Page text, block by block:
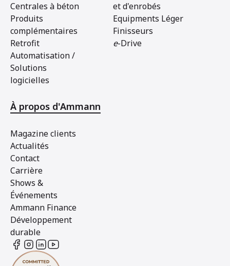
Centrales à béton
Produits
complémentaires
Retrofit
Automatisation /
Solutions
logicielles
et d'enrobés
Equipments Léger
Finisseurs
e-Drive
À propos d'Ammann
Magazine clients
Actualités
Contact
Carrière
Shows &
Événements
Ammann Finance
Développement
durable